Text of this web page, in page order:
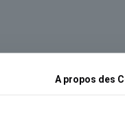
A propos des